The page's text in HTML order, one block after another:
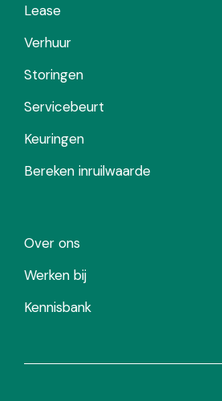
Lease
Verhuur
Storingen
Servicebeurt
Keuringen
Bereken inruilwaarde
Over ons
Werken bij
Kennisbank